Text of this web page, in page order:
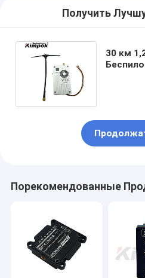
Получить
30 км
Порекомендованные